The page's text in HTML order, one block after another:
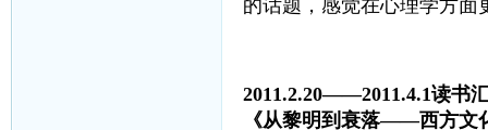
的话题，感觉在心理学方面
2011.2.20——2011.4.1读书
《从黎明到衰落——西方文